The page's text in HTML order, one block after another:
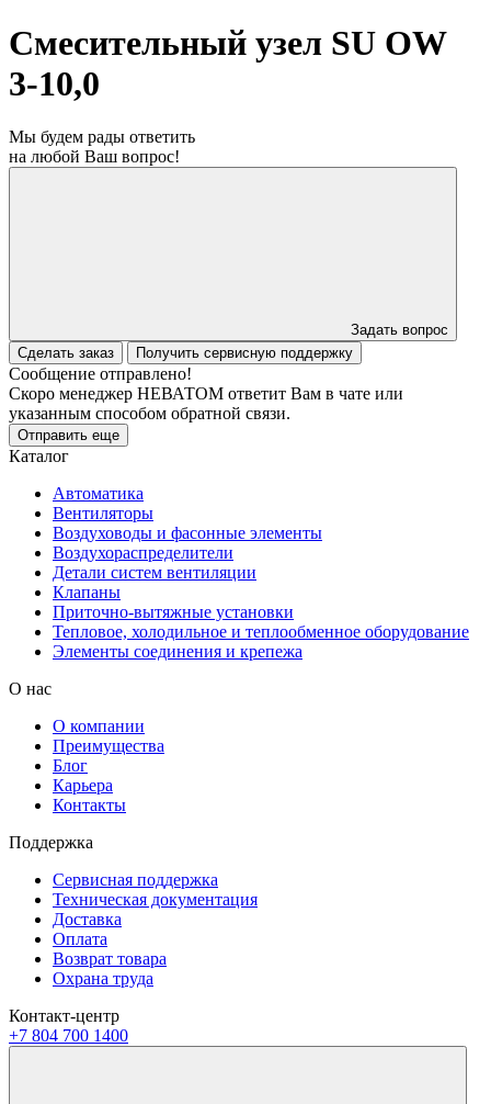
Смесительный узел SU OW
3-10,0
Мы будем рады ответить
на любой Ваш вопрос!
Задать вопрос
Сделать заказ
Получить сервисную поддержку
Сообщение отправлено!
Скоро менеджер НЕВАТОМ ответит Вам в чате или
указанным способом обратной связи.
Отправить еще
Каталог
Автоматика
Вентиляторы
Воздуховоды и фасонные элементы
Воздухораспределители
Детали систем вентиляции
Клапаны
Приточно-вытяжные установки
Тепловое, холодильное и теплообменное оборудование
Элементы соединения и крепежа
О нас
О компании
Преимущества
Блог
Карьера
Контакты
Поддержка
Сервисная поддержка
Техническая документация
Доставка
Оплата
Возврат товара
Охрана труда
Контакт-центр
+7 804 700 1400